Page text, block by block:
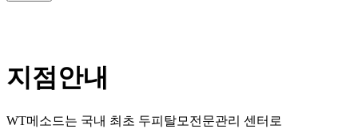
지점안내
WT메소드는 국내 최초 두피탈모전문관리 센터로